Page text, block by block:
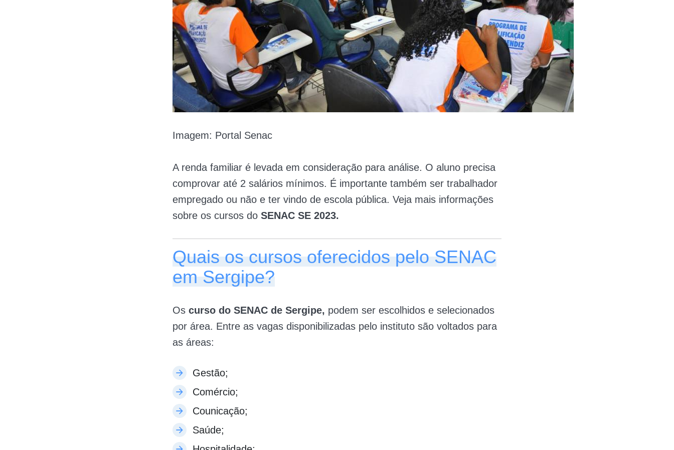
Imagem: Portal Senac
A renda familiar é levada em consideração para análise. O aluno precisa
comprovar até 2 salários mínimos. É importante também ser trabalhador
empregado ou não e ter vindo de escola pública. Veja mais informações
sobre os cursos do SENAC SE 2023.
Quais os cursos oferecidos pelo SENAC
em Sergipe?
Os curso do SENAC de Sergipe, podem ser escolhidos e selecionados
por área. Entre as vagas disponibilizadas pelo instituto são voltados para
as áreas:
Gestão;
Comércio;
Counicação;
Saúde;